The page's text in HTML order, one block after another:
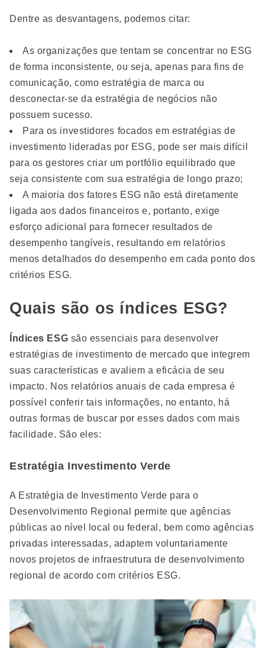
Dentre as desvantagens, podemos citar:
As organizações que tentam se concentrar no ESG
de forma inconsistente, ou seja, apenas para fins de
comunicação, como estratégia de marca ou
desconectar-se da estratégia de negócios não
possuem sucesso.
Para os investidores focados em estratégias de
investimento lideradas por ESG, pode ser mais difícil
para os gestores criar um portfólio equilibrado que
seja consistente com sua estratégia de longo prazo;
A maioria dos fatores ESG não está diretamente
ligada aos dados financeiros e, portanto, exige
esforço adicional para fornecer resultados de
desempenho tangíveis, resultando em relatórios
menos detalhados do desempenho em cada ponto dos
critérios ESG.
Quais são os índices ESG?
Índices ESG ​​são essenciais para desenvolver
estratégias de investimento de mercado que integrem
suas características e avaliem a eficácia de seu
impacto. Nos relatórios anuais de cada empresa é
possível conferir tais informações, no entanto, há
outras formas de buscar por esses dados com mais
facilidade. São eles:
Estratégia Investimento Verde
A Estratégia de Investimento Verde para o
Desenvolvimento Regional permite que agências
públicas ao nível local ou federal, bem como agências
privadas interessadas, adaptem voluntariamente
novos projetos de infraestrutura de desenvolvimento
regional de acordo com critérios ESG.